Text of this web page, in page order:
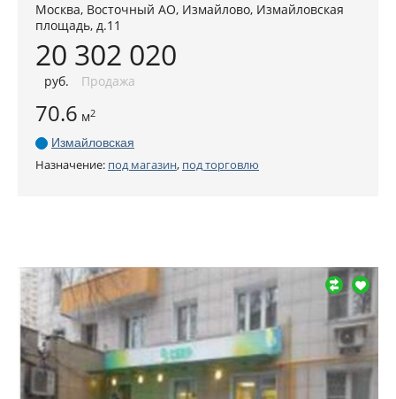
Москва, Восточный АО, Измайлово, Измайловская
площадь, д.11
20 302 020
руб. Продажа
70.6 м2
Измайловская
Назначение: под магазин, под торговлю